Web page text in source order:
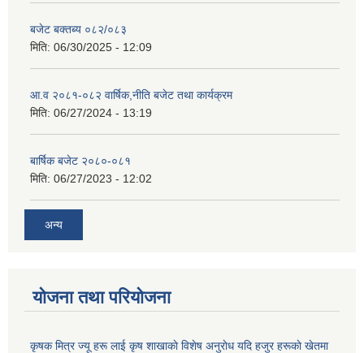
बजेट बक्तब्य ०८२/०८३
मिति: 06/30/2025 - 12:09
आ.व २०८१-०८२ वार्षिक,नीति बजेट तथा कार्यक्रम
मिति: 06/27/2024 - 13:19
बार्षिक बजेट २०८०-०८१
मिति: 06/27/2023 - 12:02
अन्य
योजना तथा परियोजना
कृषक मित्र ज्यू हरू लाई कृष शाखाकाे विशेष अनुराेध यदि हजुर हरूकाे खेतमा